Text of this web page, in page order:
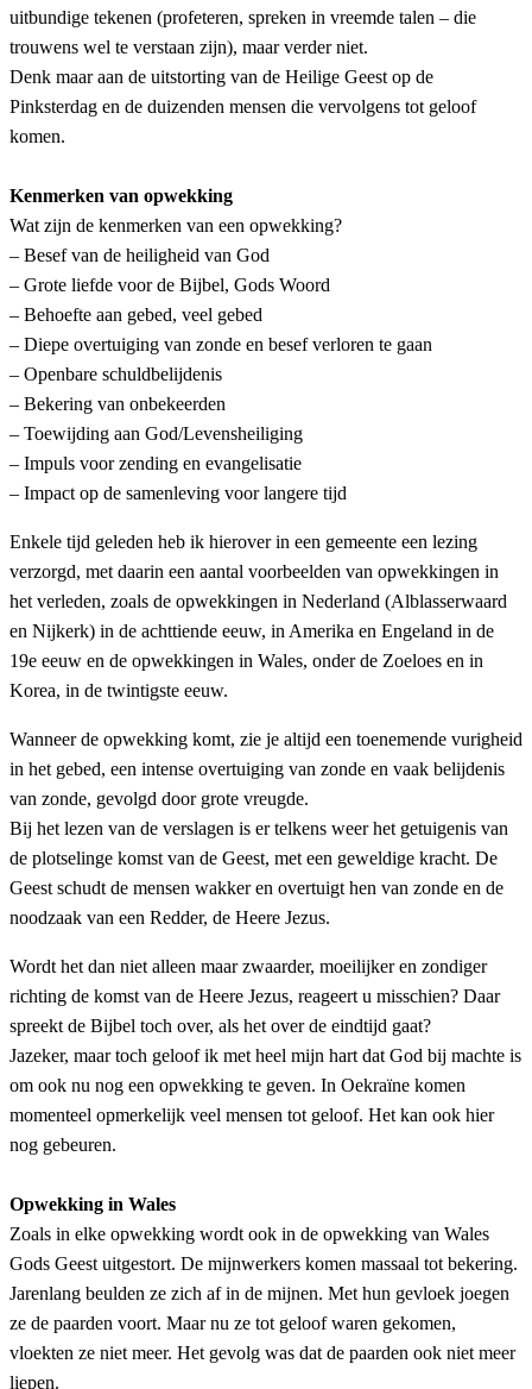
uitbundige tekenen (profeteren, spreken in vreemde talen – die
trouwens wel te verstaan zijn), maar verder niet.
Denk maar aan de uitstorting van de Heilige Geest op de
Pinksterdag en de duizenden mensen die vervolgens tot geloof
komen.
Kenmerken van opwekking
Wat zijn de kenmerken van een opwekking?
– Besef van de heiligheid van God
– Grote liefde voor de Bijbel, Gods Woord
– Behoefte aan gebed, veel gebed
– Diepe overtuiging van zonde en besef verloren te gaan
– Openbare schuldbelijdenis
– Bekering van onbekeerden
– Toewijding aan God/Levensheiliging
– Impuls voor zending en evangelisatie
– Impact op de samenleving voor langere tijd
Enkele tijd geleden heb ik hierover in een gemeente een lezing
verzorgd, met daarin een aantal voorbeelden van opwekkingen in
het verleden, zoals de opwekkingen in Nederland (Alblasserwaard
en Nijkerk) in de achttiende eeuw, in Amerika en Engeland in de
19e eeuw en de opwekkingen in Wales, onder de Zoeloes en in
Korea, in de twintigste eeuw.
Wanneer de opwekking komt, zie je altijd een toenemende vurigheid
in het gebed, een intense overtuiging van zonde en vaak belijdenis
van zonde, gevolgd door grote vreugde.
Bij het lezen van de verslagen is er telkens weer het getuigenis van
de plotselinge komst van de Geest, met een geweldige kracht. De
Geest schudt de mensen wakker en overtuigt hen van zonde en de
noodzaak van een Redder, de Heere Jezus.
Wordt het dan niet alleen maar zwaarder, moeilijker en zondiger
richting de komst van de Heere Jezus, reageert u misschien? Daar
spreekt de Bijbel toch over, als het over de eindtijd gaat?
Jazeker, maar toch geloof ik met heel mijn hart dat God bij machte is
om ook nu nog een opwekking te geven. In Oekraïne komen
momenteel opmerkelijk veel mensen tot geloof. Het kan ook hier
nog gebeuren.
Opwekking in Wales
Zoals in elke opwekking wordt ook in de opwekking van Wales
Gods Geest uitgestort. De mijnwerkers komen massaal tot bekering.
Jarenlang beulden ze zich af in de mijnen. Met hun gevloek joegen
ze de paarden voort. Maar nu ze tot geloof waren gekomen,
vloekten ze niet meer. Het gevolg was dat de paarden ook niet meer
liepen.